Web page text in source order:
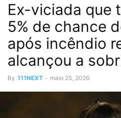
Ex-viciada que
5% de chance
após incêndio
alcançou a
By 111NEXT - maio 25, 2026